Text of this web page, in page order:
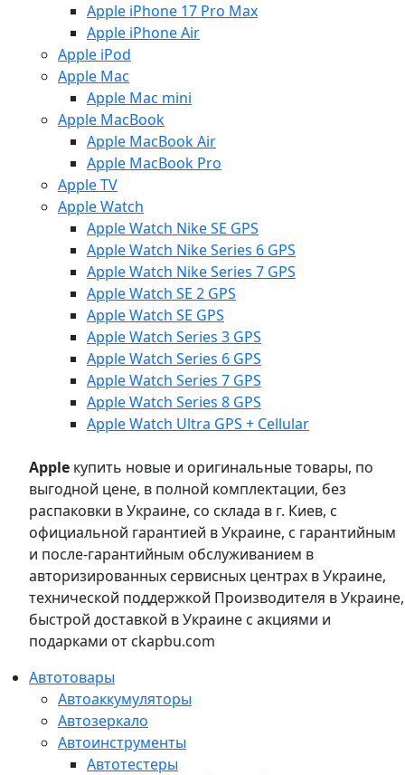
Apple iPhone 17 Pro Max
Apple iPhone Air
Apple iPod
Apple Mac
Apple Mac mini
Apple MacBook
Apple MacBook Air
Apple MacBook Pro
Apple TV
Apple Watch
Apple Watch Nike SE GPS
Apple Watch Nike Series 6 GPS
Apple Watch Nike Series 7 GPS
Apple Watch SE 2 GPS
Apple Watch SE GPS
Apple Watch Series 3 GPS
Apple Watch Series 6 GPS
Apple Watch Series 7 GPS
Apple Watch Series 8 GPS
Apple Watch Ultra GPS + Cellular
Apple купить новые и оригинальные товары, по
выгодной цене, в полной комплектации, без
распаковки в Украине, со склада в г. Киев, с
официальной гарантией в Украине, с гарантийным
и после-гарантийным обслуживанием в
авторизированных сервисных центрах в Украине,
технической поддержкой Производителя в Украине,
быстрой доставкой в Украине с акциями и
подарками от ckapbu.com
Автотовары
Автоаккумуляторы
Автозеркало
Автоинструменты
Автотестеры